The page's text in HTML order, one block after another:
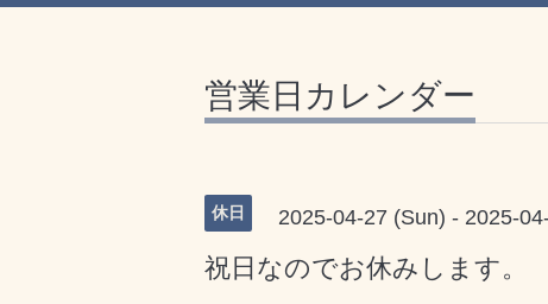
営業日カレンダー
休日 2025-04-27 (Sun) - 2025-
祝日なのでお休みします。